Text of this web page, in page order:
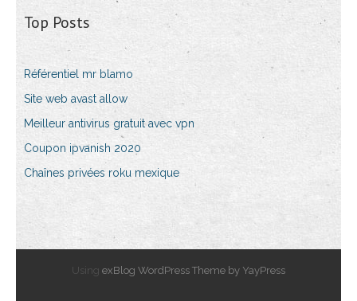
Top Posts
Référentiel mr blamo
Site web avast allow
Meilleur antivirus gratuit avec vpn
Coupon ipvanish 2020
Chaînes privées roku mexique
Using exBlog WordPress Theme by YayPress